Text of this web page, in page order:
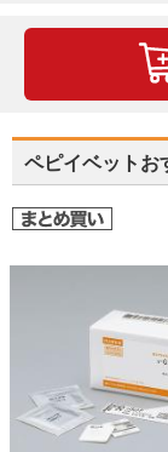
ペピイベットお